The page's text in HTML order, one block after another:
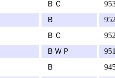
ＢＣ
Ｂ
ＢＣ
ＢＷＰ
Ｂ